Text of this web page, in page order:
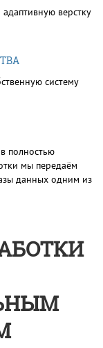
верстку
систему
полностью
мы передаём
данных одним из